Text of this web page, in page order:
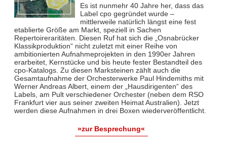
Es ist nunmehr 40 Jahre her, dass das
Label cpo gegründet wurde –
mittlerweile natürlich längst eine fest
etablierte Größe am Markt, speziell in Sachen
Repertoireraritäten. Diesen Ruf hat sich die „Osnabrücker
Klassikproduktion“ nicht zuletzt mit einer Reihe von
ambitionierten Aufnahmeprojekten in den 1990er Jahren
erarbeitet, Kernstücke und bis heute fester Bestandteil des
cpo-Katalogs. Zu diesen Marksteinen zählt auch die
Gesamtaufnahme der Orchesterwerke Paul Hindemiths mit
Werner Andreas Albert, einem der „Hausdirigenten“ des
Labels, am Pult verschiedener Orchester (neben dem RSO
Frankfurt vier aus seiner zweiten Heimat Australien). Jetzt
werden diese Aufnahmen in drei Boxen wiederveröffentlicht.
»zur Besprechung«